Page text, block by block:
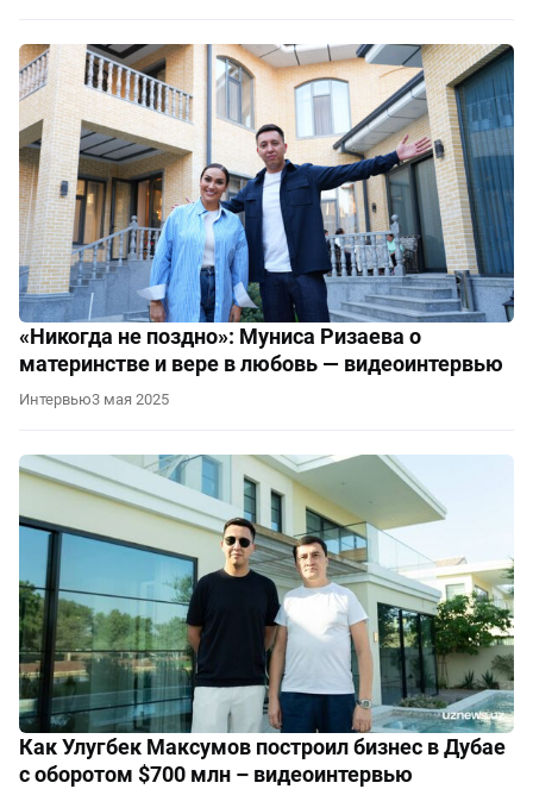
«Никогда не поздно»: Муниса Ризаева о
материнстве и вере в любовь — видеоинтервью
Интервью3 мая 2025
Как Улугбек Максумов построил бизнес в Дубае
с оборотом $700 млн – видеоинтервью